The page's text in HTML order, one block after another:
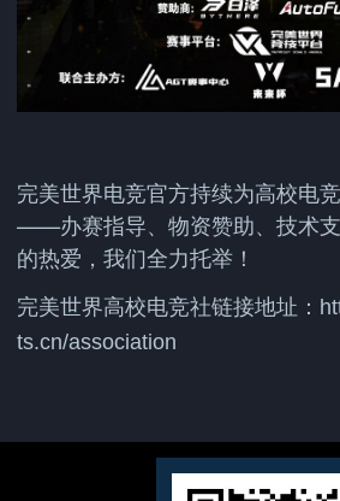
完美世界电竞官方持续为高校电
——办赛指导、物资赞助、技术
的热爱，我们全力托举！
完美世界高校电竞社链接地址：
ts.cn/association